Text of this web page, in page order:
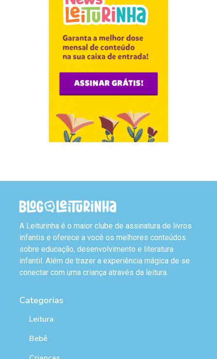
A Leiturinha é o maior clube de assinatura de livros
infantis e oferece a você os melhores conteúdos
sobre educação, desenvolvimento e literatura
infantil. Além de trazer a experiência mágica de se
conectar com uma criança através da leitura.
Categorias
Leitura
Bebê